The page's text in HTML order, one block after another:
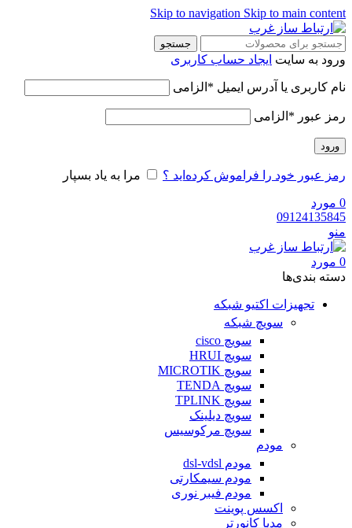
Skip to navigation Skip to main content
جستجو
ورود به سایت ایجاد حساب کاربری
نام کاربری یا آدرس ایمیل * الزامی
رمز عبور * الزامی
ورود
رمز عبور خود را فراموش کرده‌اید ؟ مرا به یاد بسپار
0 مورد
09124135845
منو
0 مورد
دسته‌ بندی‌ها
تجهیزات اکتیو شبکه
سویچ شبکه
سویچ cisco
سویچ HRUI
سویچ MICROTIK
سویچ TENDA
سویچ TPLINK
سویچ دیلینک
سویچ مرکوسیس
مودم
مودم dsl-vdsl
مودم سیمکارتی
مودم فیبر نوری
اکسس پوینت
مدیا کانورتر